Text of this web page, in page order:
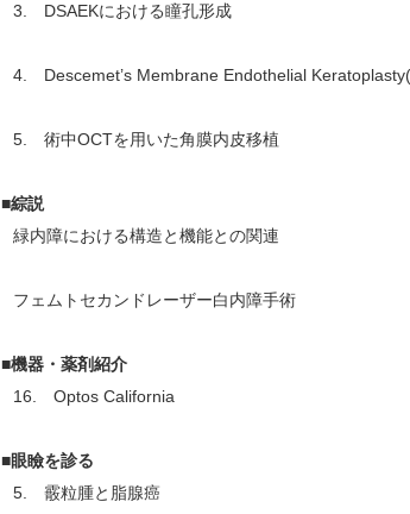
3. DSAEKにおける瞳孔形成
4. Descemet’s Membrane Endothelial
5. 術中OCTを用いた角膜内皮移植
■綜説
緑内障における構造と機能との関連
フェムトセカンドレーザー白内障手術
■機器・薬剤紹介
16. Optos California
■眼瞼を診る
5. 霰粒腫と脂腺癌